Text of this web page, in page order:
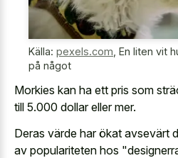
Källa: pexels.com En liten vit
på något
Morkies kan ha ett pris som
till 5.000 dollar eller mer.
Deras värde har ökat avsevärt
av populariteten hos